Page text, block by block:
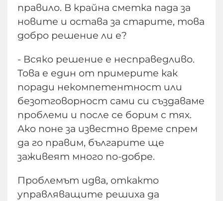
правило. В крайна сметка пада за
новите и остава за старите, това
добро решение ли е?
- Всяко решение е несправедливо.
Това е един от примерите как
поради некомпетентност или
безотговорност сами си създаваме
проблеми и после се борим с тях.
Ако поне за известно време спрем
да го правим, българите ще
заживеят много по-добре.
Проблемът идва, откакто
управляващите решиха да